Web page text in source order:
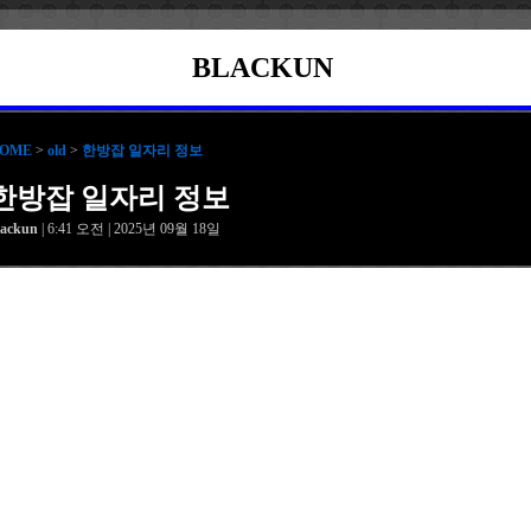
BLACKUN
> old > 한방잡 일자리 정보
방잡 일자리 정보
| 6:41 오전 | 2025년 09월 18일